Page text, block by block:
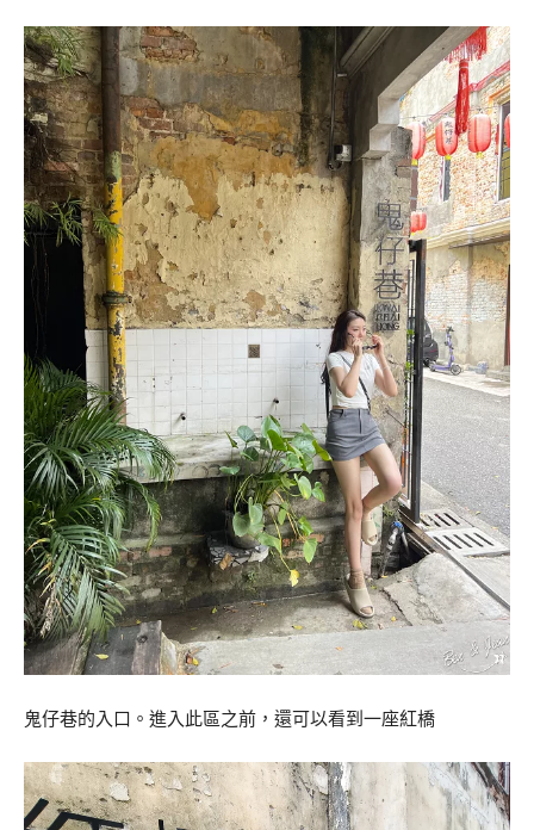
鬼仔巷的入口。進入此區之前，還可以看到一座紅橋